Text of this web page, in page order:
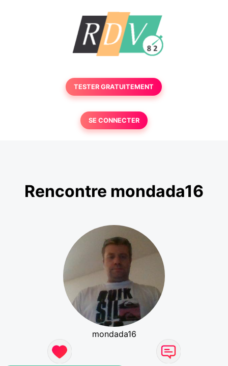
TESTER GRATUITEMENT
SE CONNECTER
Rencontre mondada16
mondada16